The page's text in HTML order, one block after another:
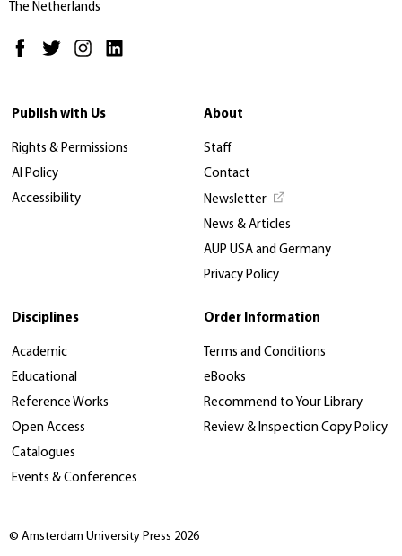
The Netherlands
Publish with Us
Rights & Permissions
AI Policy
Accessibility
About
Staff
Contact
Newsletter
News & Articles
AUP USA and Germany
Privacy Policy
Disciplines
Academic
Educational
Reference Works
Open Access
Catalogues
Events & Conferences
Order Information
Terms and Conditions
eBooks
Recommend to Your Library
Review & Inspection Copy Policy
© Amsterdam University Press 2026